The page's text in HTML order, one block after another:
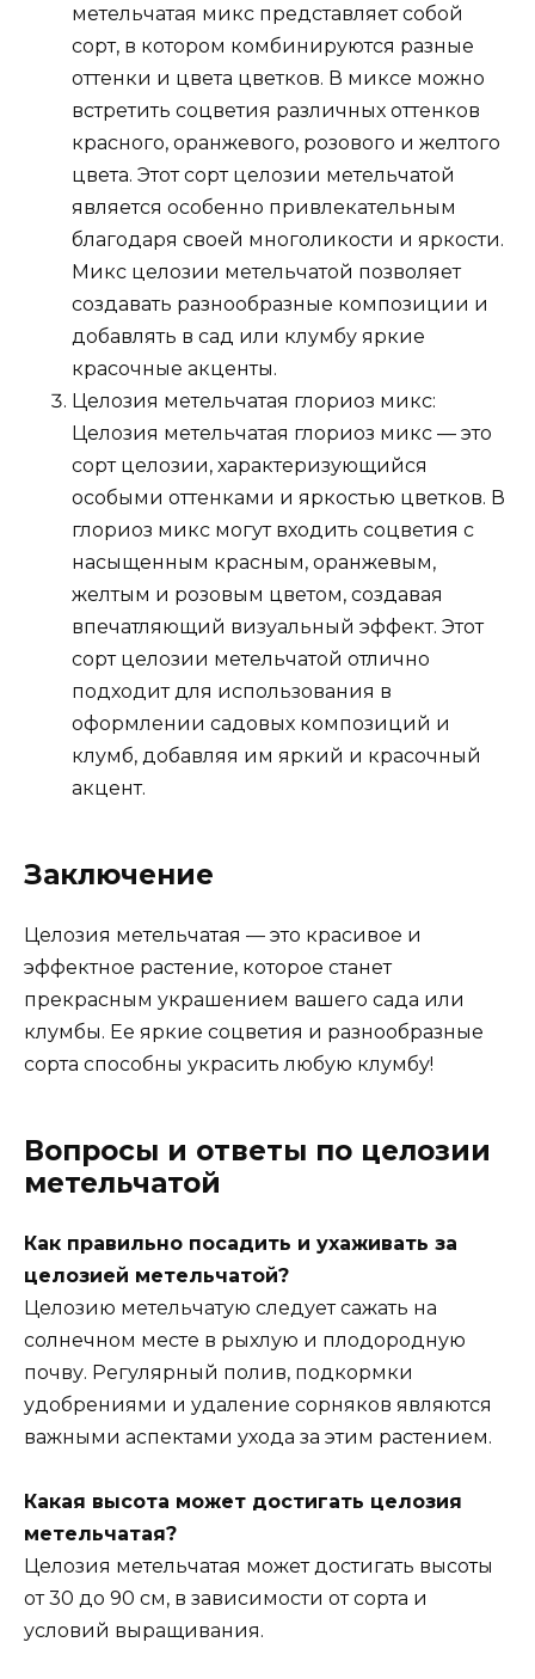
метельчатая микс представляет собой
сорт, в котором комбинируются разные
оттенки и цвета цветков. В миксе можно
встретить соцветия различных оттенков
красного, оранжевого, розового и желтого
цвета. Этот сорт целозии метельчатой
является особенно привлекательным
благодаря своей многоликости и яркости.
Микс целозии метельчатой позволяет
создавать разнообразные композиции и
добавлять в сад или клумбу яркие
красочные акценты.
Целозия метельчатая глориоз микс:
Целозия метельчатая глориоз микс — это
сорт целозии, характеризующийся
особыми оттенками и яркостью цветков. В
глориоз микс могут входить соцветия с
насыщенным красным, оранжевым,
желтым и розовым цветом, создавая
впечатляющий визуальный эффект. Этот
сорт целозии метельчатой отлично
подходит для использования в
оформлении садовых композиций и
клумб, добавляя им яркий и красочный
акцент.
Заключение
Целозия метельчатая — это красивое и
эффектное растение, которое станет
прекрасным украшением вашего сада или
клумбы. Ее яркие соцветия и разнообразные
сорта способны украсить любую клумбу!
Вопросы и ответы по целозии
метельчатой
Как правильно посадить и ухаживать за
целозией метельчатой?
Целозию метельчатую следует сажать на
солнечном месте в рыхлую и плодородную
почву. Регулярный полив, подкормки
удобрениями и удаление сорняков являются
важными аспектами ухода за этим растением.
Какая высота может достигать целозия
метельчатая?
Целозия метельчатая может достигать высоты
от 30 до 90 см, в зависимости от сорта и
условий выращивания.